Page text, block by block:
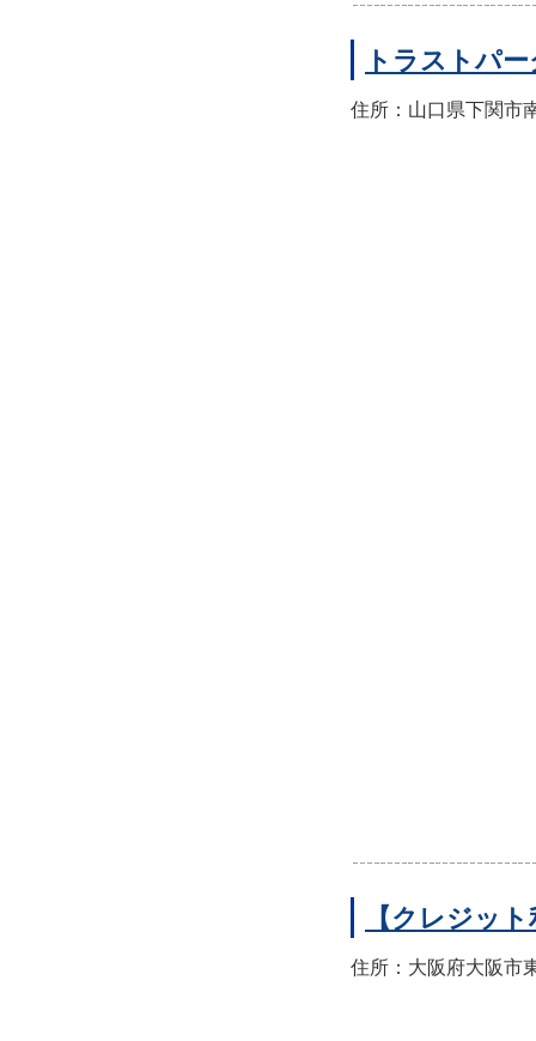
トラストパ
住所：山口県下関市
【クレジッ
住所：大阪府大阪市